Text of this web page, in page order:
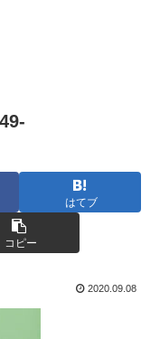
はてブ
コピー
2020.09.08